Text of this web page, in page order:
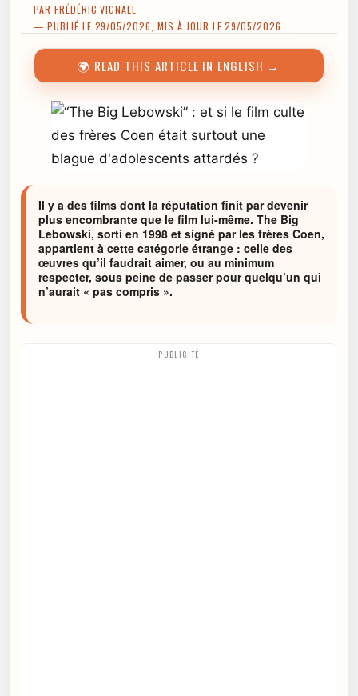
PAR FRÉDÉRIC VIGNALE
— PUBLIÉ LE 29/05/2026, MIS À JOUR LE 29/05/2026
🌍 READ THIS ARTICLE IN ENGLISH →
Il y a des films dont la réputation finit par devenir
plus encombrante que le film lui-même. The Big
Lebowski, sorti en 1998 et signé par les frères Coen,
appartient à cette catégorie étrange : celle des
œuvres qu’il faudrait aimer, ou au minimum
respecter, sous peine de passer pour quelqu’un qui
n’aurait « pas compris ».
PUBLICITÉ